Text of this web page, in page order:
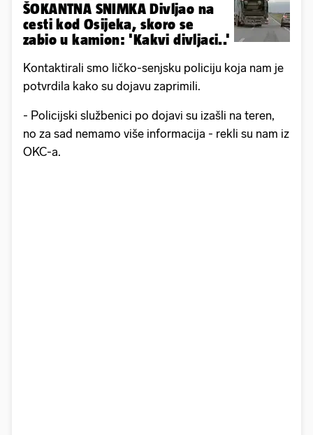
ŠOKANTNA SNIMKA Divljao na
cesti kod Osijeka, skoro se
zabio u kamion: 'Kakvi divljaci..'
Kontaktirali smo ličko-senjsku policiju koja nam je
potvrdila kako su dojavu zaprimili.
- Policijski službenici po dojavi su izašli na teren,
no za sad nemamo više informacija - rekli su nam iz
OKC-a.